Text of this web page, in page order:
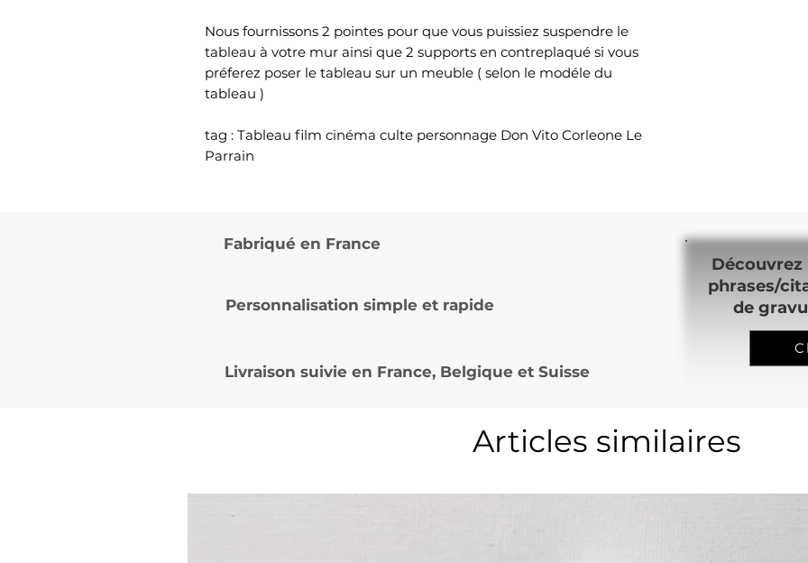
Nous fournissons 2 pointes pour que vous puissiez suspendre le
tableau à votre mur ainsi que 2 supports en contreplaqué si vous
préferez poser le tableau sur un meuble ( selon le modéle du
tableau )
tag : Tableau film cinéma culte personnage Don Vito Corleone Le
Parrain
Fabriqué en France
Personnalisation simple et rapide
Livraison suivie en France, Belgique et Suisse
phrases/
de
Articles similaires